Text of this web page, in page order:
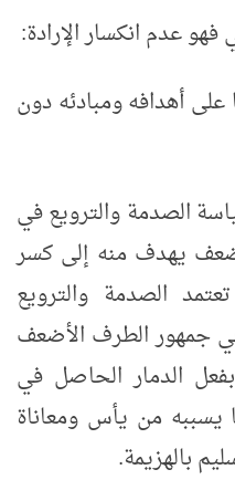
فهو عدم انكسار الإرادة:
أهدافه ومبادئه دون
الصدمة والترويع في
يهدف منه إلى كسر
الصدمة والترويع
جمهور الطرف الأضعف
الدمار الحاصل في
يسببه من يأس ومعاناة
بالهزيمة.